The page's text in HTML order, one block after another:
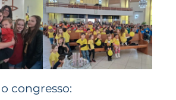
congresso: